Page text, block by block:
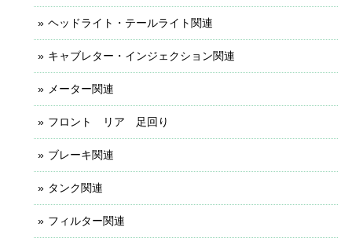
ヘッドライト・テールライト関連
キャブレター・インジェクション関連
メーター関連
フロント リア 足回り
ブレーキ関連
タンク関連
フィルター関連